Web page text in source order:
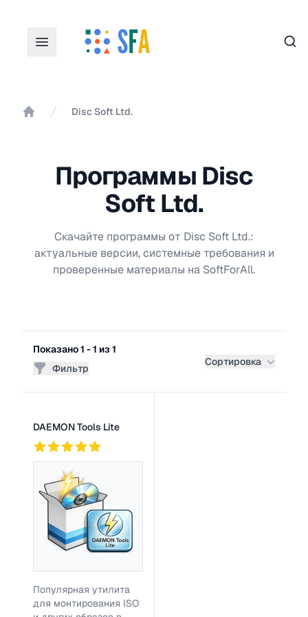
Disc Soft Ltd.
Программы Disc
Soft Ltd.
Скачайте программы от Disc Soft Ltd.:
актуальные версии, системные требования и
проверенные материалы на SoftForAll.
Показано 1 - 1 из 1
Фильтр
Сортировка
DAEMON Tools Lite
Популярная утилита
для монтирования ISO